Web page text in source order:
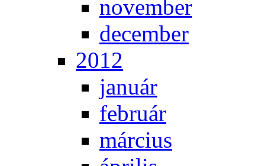
no­vem­ber
de­cem­ber
2012
ja­nu­ár
feb­ru­ár
már­ci­us